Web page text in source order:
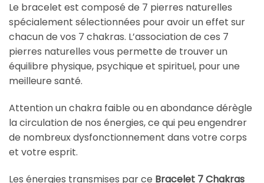
Le bracelet est composé de 7 pierres naturelles
spécialement sélectionnées pour avoir un effet sur
chacun de vos 7 chakras. L’association de ces 7
pierres naturelles vous permette de trouver un
équilibre physique, psychique et spirituel, pour une
meilleure santé.
Attention un chakra faible ou en abondance dérègle
la circulation de nos énergies, ce qui peu engendrer
de nombreux dysfonctionnement dans votre corps
et votre esprit.
Les énergies transmises par ce Bracelet 7 Chakras